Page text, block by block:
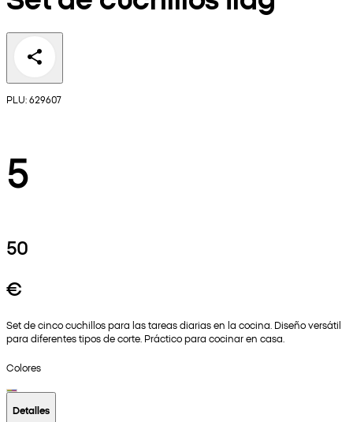
PLU: 629607
5
50
€
Set de cinco cuchillos para las tareas diarias en la cocina. Diseño versátil
para diferentes tipos de corte. Práctico para cocinar en casa.
Colores
Detalles